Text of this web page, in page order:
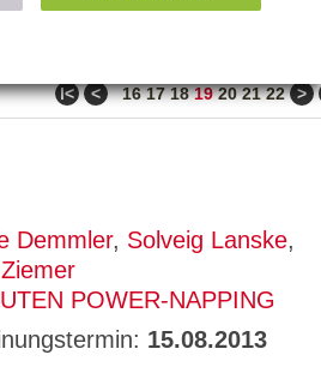
ǀ< < 16 17 18 19 20 21 22 >
Demmler, Solveig Lanske,
POWER-NAPPING
15.08.2013
den Zustimmungsstatus des
für Cookies auf der aktuellen
90
T